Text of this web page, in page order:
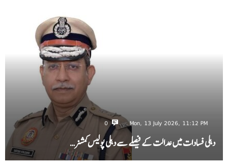
Mon, 13 July 2026, 11:12 PM
0
دہلی فسادات میں عدالت کے فیصلے سے دہلی پولیس کمشنر…